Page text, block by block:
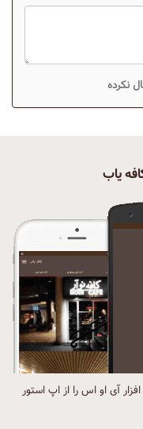
نکرده
یاب
آی او اس را از اپ استور